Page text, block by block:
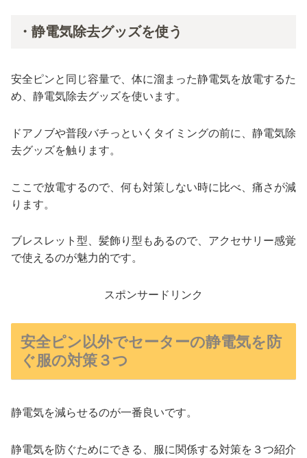
・静電気除去グッズを使う
安全ピンと同じ容量で、体に溜まった静電気を放電するた
め、静電気除去グッズを使います。
ドアノブや普段バチっといくタイミングの前に、静電気除
去グッズを触ります。
ここで放電するので、何も対策しない時に比べ、痛さが減
ります。
ブレスレット型、髪飾り型もあるので、アクセサリー感覚
で使えるのが魅力的です。
スポンサードリンク
安全ピン以外でセーターの静電気を防
ぐ服の対策３つ
静電気を減らせるのが一番良いです。
静電気を防ぐためにできる、服に関係する対策を３つ紹介